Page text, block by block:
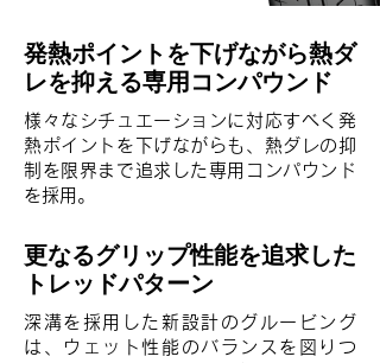
発熱ポイントを下げながら熱ダ
レを抑える専用コンパウンド
様々なシチュエーションに対応すべく発
熱ポイントを下げながらも、熱ダレの抑
制を限界まで追求した専用コンパウンド
を採用。
更なるグリップ性能を追求した
トレッドパターン
深溝を採用した新設計のグルービング
は、ウェット性能のバランスを図りつ